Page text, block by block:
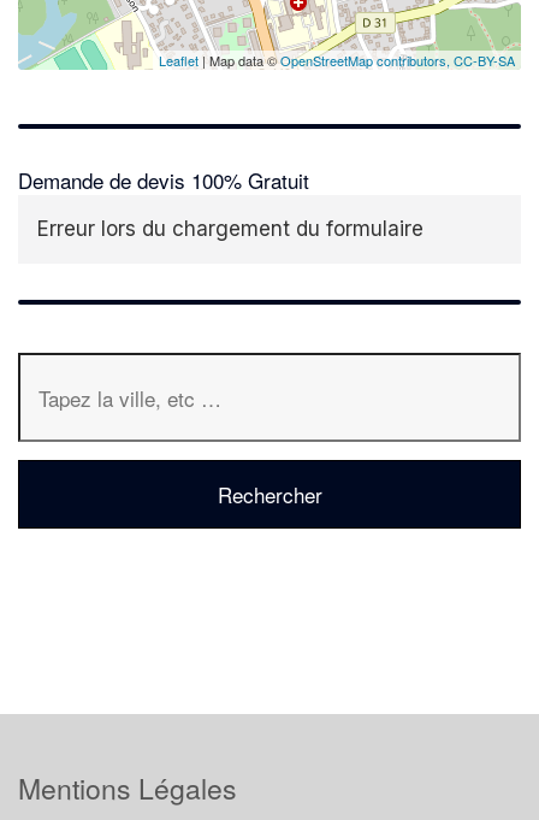
Leaflet | Map data ©OpenStreetMap contributors, CC-BY-SA
Demande de devis 100% Gratuit
Erreur lors du chargement du formulaire
Mentions Légales